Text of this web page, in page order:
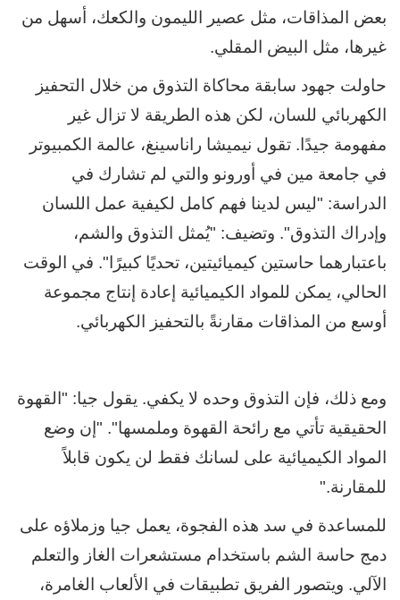
بعض المذاقات، مثل عصير الليمون والكعك، أسهل من
غيرها، مثل البيض المقلي.
حاولت جهود سابقة محاكاة التذوق من خلال التحفيز
الكهربائي للسان، لكن هذه الطريقة لا تزال غير
مفهومة جيدًا. تقول نيميشا راناسينغ، عالمة الكمبيوتر
في جامعة مين في أورونو والتي لم تشارك في
الدراسة: "ليس لدينا فهم كامل لكيفية عمل اللسان
وإدراك التذوق". وتضيف: "يُمثل التذوق والشم،
باعتبارهما حاستين كيميائيتين، تحديًا كبيرًا". في الوقت
الحالي، يمكن للمواد الكيميائية إعادة إنتاج مجموعة
أوسع من المذاقات مقارنةً بالتحفيز الكهربائي.
ومع ذلك، فإن التذوق وحده لا يكفي. يقول جيا: "القهوة
الحقيقية تأتي مع رائحة القهوة وملمسها". "إن وضع
المواد الكيميائية على لسانك فقط لن يكون قابلاً
للمقارنة."
للمساعدة في سد هذه الفجوة، يعمل جيا وزملاؤه على
دمج حاسة الشم باستخدام مستشعرات الغاز والتعلم
الآلي. ويتصور الفريق تطبيقات في الألعاب الغامرة،